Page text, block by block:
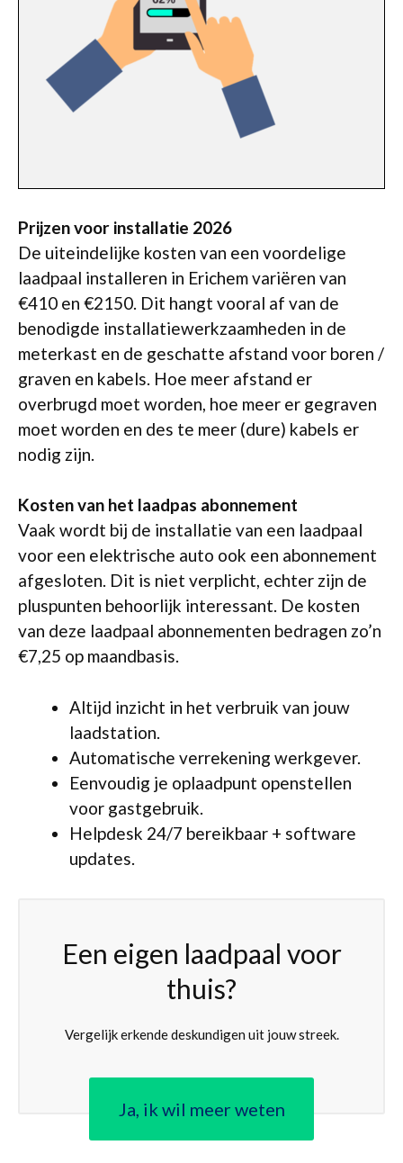
Prijzen voor installatie 2026
De uiteindelijke kosten van een voordelige
laadpaal installeren in Erichem variëren van
€410 en €2150. Dit hangt vooral af van de
benodigde installatiewerkzaamheden in de
meterkast en de geschatte afstand voor boren /
graven en kabels. Hoe meer afstand er
overbrugd moet worden, hoe meer er gegraven
moet worden en des te meer (dure) kabels er
nodig zijn.
Kosten van het laadpas abonnement
Vaak wordt bij de installatie van een laadpaal
voor een elektrische auto ook een abonnement
afgesloten. Dit is niet verplicht, echter zijn de
pluspunten behoorlijk interessant. De kosten
van deze laadpaal abonnementen bedragen zo’n
€7,25 op maandbasis.
Altijd inzicht in het verbruik van jouw
laadstation.
Automatische verrekening werkgever.
Eenvoudig je oplaadpunt openstellen
voor gastgebruik.
Helpdesk 24/7 bereikbaar + software
updates.
Een eigen laadpaal voor
thuis?
Vergelijk erkende deskundigen uit jouw streek.
Ja, ik wil meer weten